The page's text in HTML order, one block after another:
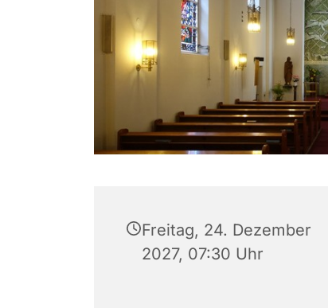
Freitag, 24. Dezember
2027, 07:30 Uhr